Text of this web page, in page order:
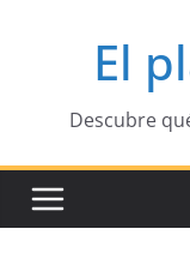
El
Descubre